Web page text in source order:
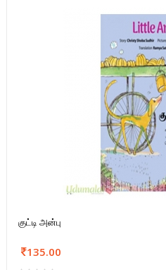
குட்டி அன்பு
135.00